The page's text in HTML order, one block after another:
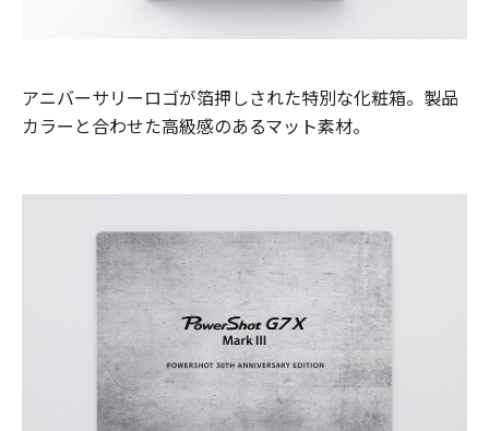
アニバーサリーロゴが箔押しされた特別な化粧箱。製品
カラーと合わせた高級感のあるマット素材。